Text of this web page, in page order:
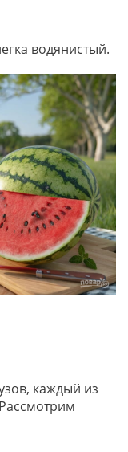
водянистый.
каждый из